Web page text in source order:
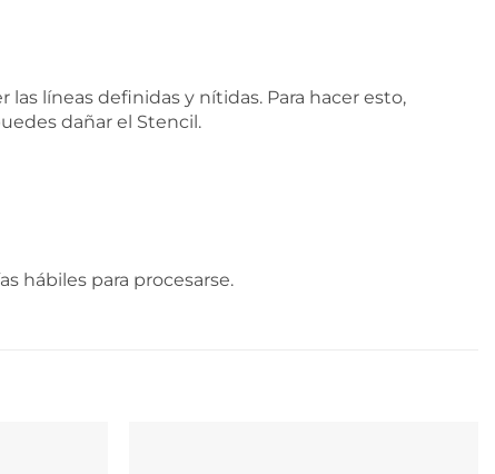
líneas definidas y nítidas. Para hacer esto,
dañar el Stencil.
hábiles para procesarse.